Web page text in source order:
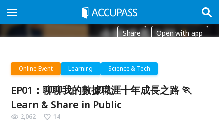
Share Open with app
Online Event Learning Science & Tech
EP01：聊聊我的數據職涯十年成長之路 🏃 |
Learn & Share in Public
2,062 14